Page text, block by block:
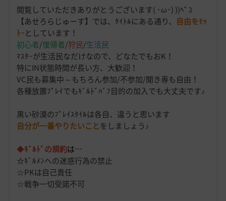
り
閲覧していただきありがとうございます( ･ω･) ))ﾍﾟｺ
【あせろらじゅーす】では、ﾀｲﾄﾙにある通り、 自由をﾓｯ
ﾄｰとしています！
初心者/復帰者/狩民/生活民
ﾏｽﾀｰが生活民なだけなので、どなたでもおK！
特にIN状態時間が長い方、大歓迎！
VC民も募集中～もちろん参加/不参加/聞き専も自由！
各種放置ﾌﾟﾚｲでもｷﾞﾙﾄﾞﾊﾞﾌ目的の加入でも大丈夫です♪
黒い砂漠のﾌﾟﾚｲｽﾀｲﾙは各自、違うと思います
自分が一番やりたいことをしましょう♪
◆ｷﾞﾙﾄﾞの規約は…
☆ｷﾞﾙﾒﾝへの迷惑行為の禁止
☆PKは自己責任
☆戦争一切受諾不可